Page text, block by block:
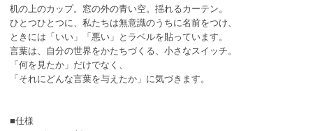
机の上のカップ。窓の外の青い空。揺れるカーテン。
ひとつひとつに、私たちは無意識のうちに名前をつけ、
ときには「いい」「悪い」とラベルを貼っています。
言葉は、自分の世界をかたちづくる、小さなスイッチ。
「何を見たか」だけでなく、
「それにどんな言葉を与えたか」に気づきます。
■仕様